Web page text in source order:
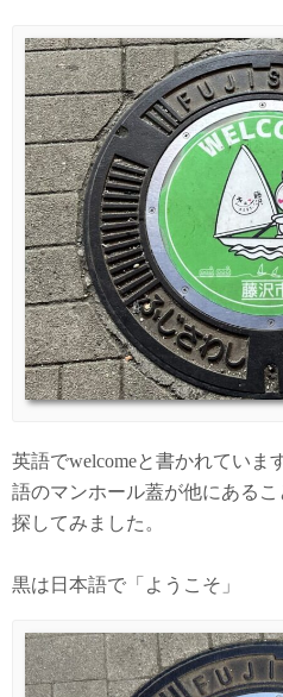
英語でwelcomeと書かれていま
語のマンホール蓋が他にある
探してみました。
黒は日本語で「ようこそ」